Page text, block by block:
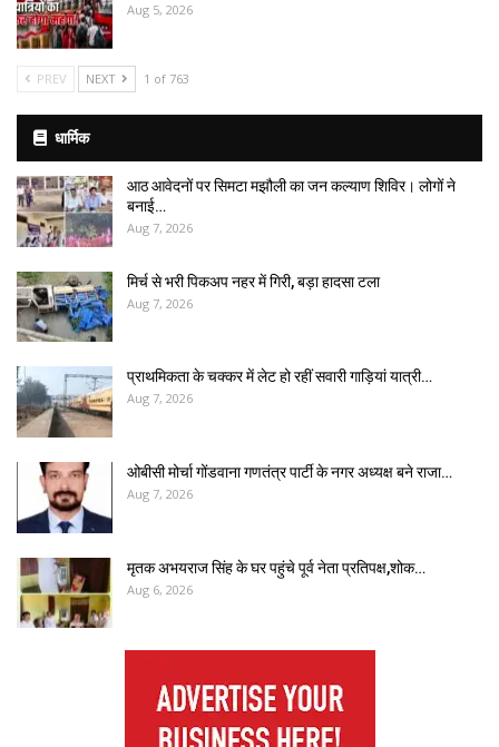
Aug 5, 2026
PREV NEXT 1 of 763
धार्मिक
आठ आवेदनों पर सिमटा मझौली का जन कल्याण शिविर। लोगों ने
बनाई…
Aug 7, 2026
मिर्च से भरी पिकअप नहर में गिरी, बड़ा हादसा टला
Aug 7, 2026
प्राथमिकता के चक्कर में लेट हो रहीं सवारी गाड़ियां यात्री…
Aug 7, 2026
ओबीसी मोर्चा गोंडवाना गणतंत्र पार्टी के नगर अध्यक्ष बने राजा…
Aug 7, 2026
मृतक अभयराज सिंह के घर पहुंचे पूर्व नेता प्रतिपक्ष,शोक…
Aug 6, 2026